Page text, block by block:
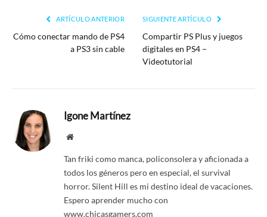
ARTÍCULO ANTERIOR
Cómo conectar mando de PS4
a PS3 sin cable
SIGUIENTE ARTÍCULO
Compartir PS Plus y juegos
digitales en PS4 –
Videotutorial
Igone Martínez
Website
Tan friki como manca, policonsolera y aficionada a
todos los géneros pero en especial, el survival
horror. Silent Hill es mi destino ideal de vacaciones.
Espero aprender mucho con
www.chicasgamers.com